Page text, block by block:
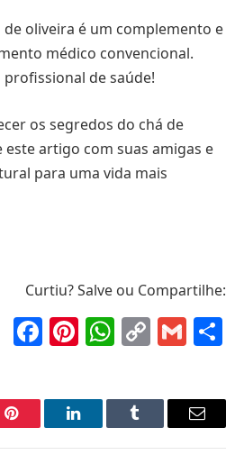
de oliveira é um complemento e
médico convencional.
de saúde!
os segredos do chá de
este artigo com suas amigas e
para uma vida mais
Curtiu? Salve ou Compartilhe:
Facebook
Pinterest
Copy
Pinterest LinkedInTumblr Email